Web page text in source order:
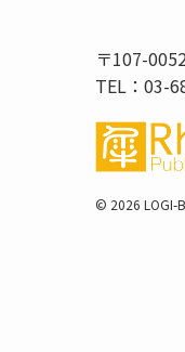
〒107-
TEL：03-
© 2026 LOGI-